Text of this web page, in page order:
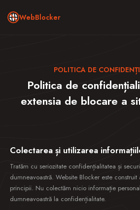
WebBlocker
POLITICA DE
Politica de
extensia de blocare a
Colectarea și utilizarea
Tratăm cu seriozitate confidențialitatea și
dumneavoastră. Website Blocker este
principii. Nu colectăm nicio informație
dumneavoastră la confidențialitate.